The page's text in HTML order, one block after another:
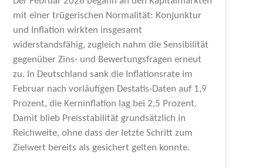
mit einer trügerischen Normalität: Konjunktur
und Inflation wirkten insgesamt
widerstandsfähig, zugleich nahm die Sensibilität
gegenüber Zins- und Bewertungsfragen erneut
zu. In Deutschland sank die Inflationsrate im
Februar nach vorläufigen Destatis-Daten auf 1,9
Prozent, die Kerninflation lag bei 2,5 Prozent.
Damit blieb Preisstabilität grundsätzlich in
Reichweite, ohne dass der letzte Schritt zum
Zielwert bereits als gesichert gelten konnte.